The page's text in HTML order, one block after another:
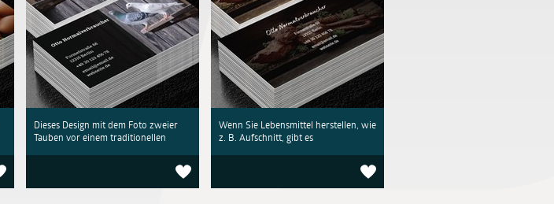
Dieses Design mit dem Foto zweier
Tauben vor einem traditionellen
Wenn Sie Lebensmittel herstellen, wie
z. B. Aufschnitt, gibt es